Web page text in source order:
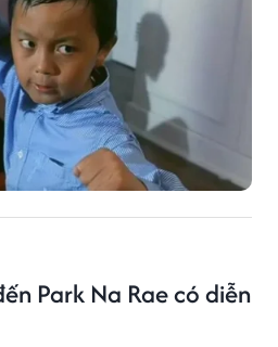
Park Na Rae có diễn